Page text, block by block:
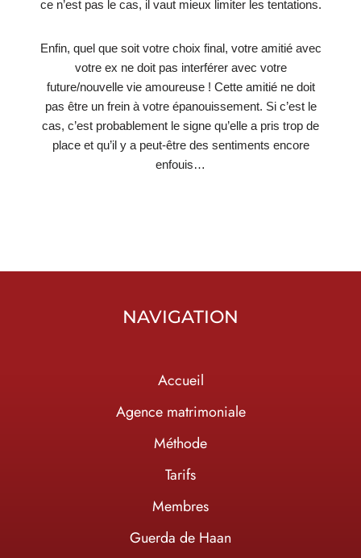
ce n’est pas le cas, il vaut mieux limiter les tentations.
Enfin, quel que soit votre choix final, votre amitié avec
votre ex ne doit pas interférer avec votre
future/nouvelle vie amoureuse ! Cette amitié ne doit
pas être un frein à votre épanouissement. Si c’est le
cas, c’est probablement le signe qu’elle a pris trop de
place et qu’il y a peut-être des sentiments encore
enfouis…
NAVIGATION
Accueil
Agence matrimoniale
Méthode
Tarifs
Membres
Guerda de Haan